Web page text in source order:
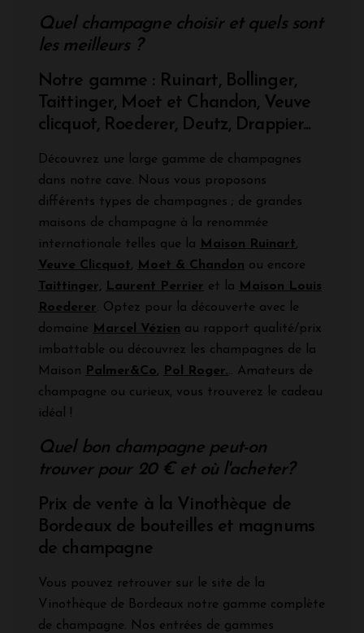
Quel champagne choisir et quels sont
les meilleurs ?
Notre gamme : Ruinart, Bollinger,
Taittinger, Moet et Chandon, Veuve
clicquot, Roederer, Deutz, Drappier...
Découvrez une large gamme de champagnes
dans notre cave. Nous vous proposons
différents types de champagnes ; de grandes
maisons de champagne à la renommée
internationale telles que la Maison Ruinart,
Veuve Clicquot, Moet & Chandon ou encore
Taittinger,
Laurent Perrier et la Maison Louis
Roederer. Optez pour la découverte avec le
domaine Marcel Vézien au rapport qualité/prix
imbattable ou découvrez les champagnes de la
Maison
Palmer&Co, Pol Roger... Amateurs de
champagne ou curieux, vous trouverez le cadeau
idéal !
Quel bon champagne peut-on
trouver pour 20 € et où l'acheter?
Prix de vente à la Vinothèque de
Bordeaux de bouteilles et magnums
de champagne
Vous pouvez retrouver sur le site de la
Vinothèque de Bordeaux notre gamme complète
de champagne. Nos entrées de gammes